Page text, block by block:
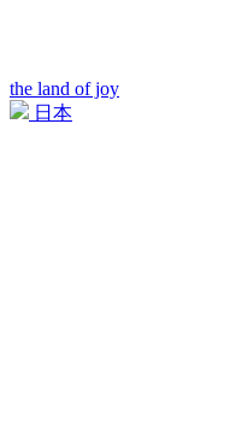
the land of joy
日本